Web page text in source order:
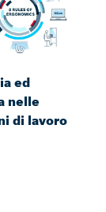
ed
nelle
di lavoro